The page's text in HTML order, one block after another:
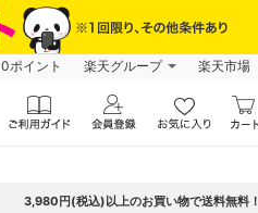
ポイント 楽天グループ 楽天市場
3,980円(税込)以上のお買い物で送料無料！